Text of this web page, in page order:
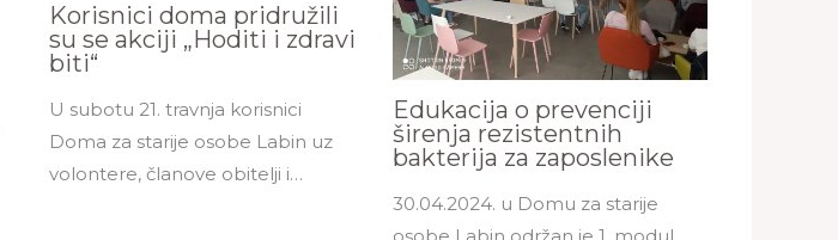
Korisnici doma pridružili
su se akciji „Hoditi i zdravi
biti“
U subotu 21. travnja korisnici
Doma za starije osobe Labin uz
volontere, članove obitelji i…
Edukacija o prevenciji
širenja rezistentnih
bakterija za zaposlenike
30.04.2024. u Domu za starije